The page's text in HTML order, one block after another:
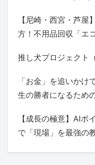
【尼崎・西宮・芦屋
方！不用品回収「エ
推し犬プロジェクト
「お金」を追いかけ
生の勝者になるため
【成長の極意】AI
で「現場」を最強の